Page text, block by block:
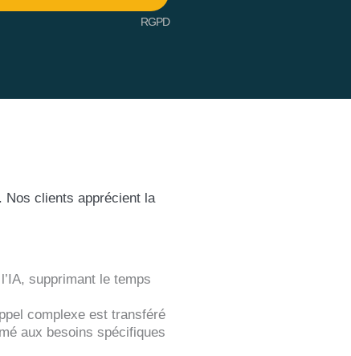
RGPD
Nos clients apprécient la
supprimant le temps
complexe est transféré
aux besoins spécifiques